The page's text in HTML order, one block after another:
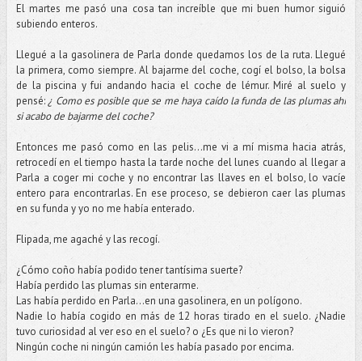
El martes me pasó una cosa tan increíble que mi buen humor siguió
subiendo enteros.
Llegué a la gasolinera de Parla donde quedamos los de la ruta. Llegué
la primera, como siempre. Al bajarme del coche, cogí el bolso, la bolsa
de la piscina y fui andando hacia el coche de lémur. Miré al suelo y
pensé:¿ Como es posible que se me haya caído la funda de las plumas ahí
si acabo de bajarme del coche?
Entonces me pasó como en las pelis...me vi a mí misma hacia atrás,
retrocedí en el tiempo hasta la tarde noche del lunes cuando al llegar a
Parla a coger mi coche y no encontrar las llaves en el bolso, lo vacíe
entero para encontrarlas. En ese proceso, se debieron caer las plumas
en su funda y yo no me había enterado.
Flipada, me agaché y las recogí.
¿Cómo coño había podido tener tantísima suerte?
Había perdido las plumas sin enterarme.
Las había perdido en Parla...en una gasolinera, en un polígono.
Nadie lo había cogido en más de 12 horas tirado en el suelo. ¿Nadie
tuvo curiosidad al ver eso en el suelo? o ¿Es que ni lo vieron?
Ningún coche ni ningún camión les había pasado por encima.